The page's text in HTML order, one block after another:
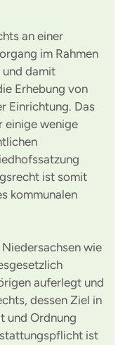
an einer
im Rahmen
und damit
Erhebung von
Einrichtung. Das
einige wenige
ist somit
kommunalen
wie
auferlegt und
dessen Ziel in
und Ordnung
ist